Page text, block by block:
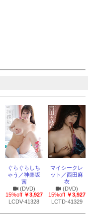
ぐらぐらしち
ゃう／神楽坂
茜
(DVD)
15%off ￥3,927
LCDV-41328
マイシークレ
ット／西田麻
衣
(DVD)
15%off ￥3,927
LCTD-41329